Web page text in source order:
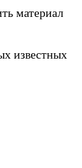
материал
известных